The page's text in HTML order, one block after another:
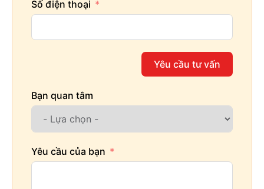
Số điện thoại
Yêu cầu tư vấn
Bạn quan tâm
Yêu cầu của bạn